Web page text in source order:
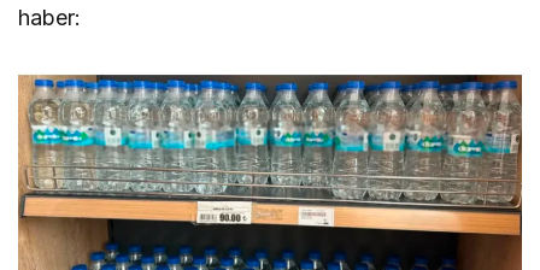
haber: